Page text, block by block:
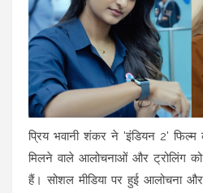
प्रिय भवानी शंकर ने 'इंडियन 2'
मिलने वाले आलोचनाओं और ट्रोलिंग
हैं। सोशल मीडिया पर हुई आलोचना